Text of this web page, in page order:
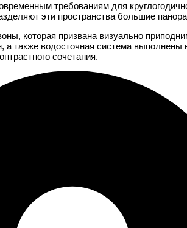
требованиям для
эти пространства большие
которая призвана визуально
также водосточная система
сочетания.